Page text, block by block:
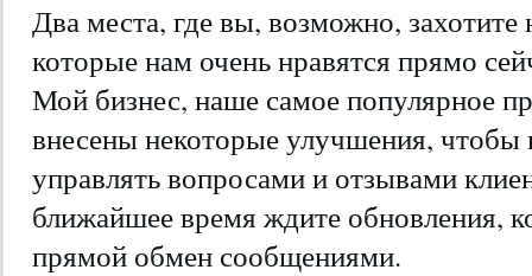
Два места, где вы, возможно,
которые нам очень нравятся прямо
Мой бизнес, наше самое популярное
внесены некоторые улучшения, чтобы
управлять вопросами и отзывами
ближайшее время ждите обновления,
прямой обмен сообщениями.